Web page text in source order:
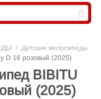
/ Детские велосипеды
D 16 розовый (2025)
BIBITU
(2025)